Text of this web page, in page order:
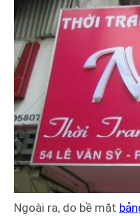
Ngoài ra, do bề mặt